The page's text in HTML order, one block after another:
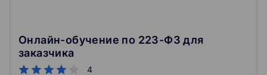
Онлайн-обучение по 223-ФЗ для
заказчика
4